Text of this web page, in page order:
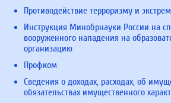
Противодействие терроризму и
Инструкция Минобрнауки России на
вооруженного нападения на
организацию
Профком
Сведения о доходах, расходах, об
обязательствах имущественного